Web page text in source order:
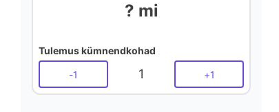
? mi
Tulemus kümnendkohad
-1 1 +1